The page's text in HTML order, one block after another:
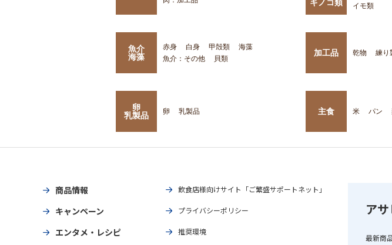
キノコ類
イモ類
魚介
海藻
赤身 白身 甲殻類
海藻
魚介：その他
貝類
加工品 乾物 練り
卵
乳製品
卵 乳製品 主食 米 パン
商品情報
キャンペーン
エンタメ・レシピ
飲食店様向けサイト「ご繁盛サポートネット」
プライバシーポリシー
推奨環境
ア
最新商